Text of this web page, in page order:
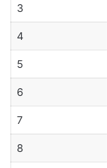
3
4
5
6
7
8